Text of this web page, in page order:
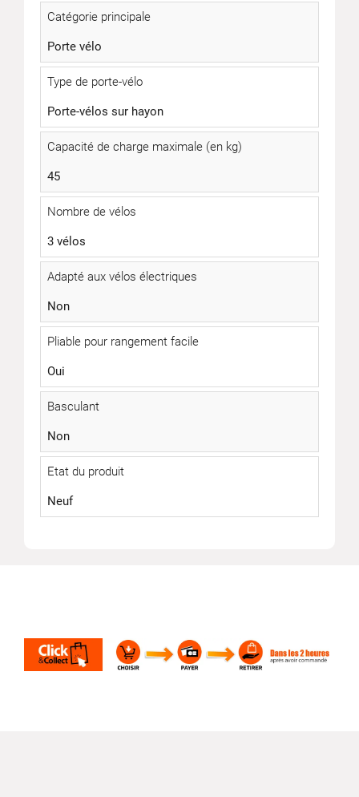
Catégorie principale
Porte vélo
Type de porte-vélo
Porte-vélos sur hayon
Capacité de charge maximale (en kg)
45
Nombre de vélos
3 vélos
Adapté aux vélos électriques
Non
Pliable pour rangement facile
Oui
Basculant
Non
Etat du produit
Neuf